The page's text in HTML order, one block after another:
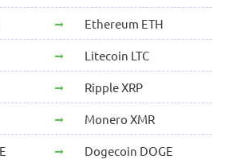
Ethereum ETH
Litecoin LTC
Ripple XRP
Monero XMR
Dogecoin DOGE